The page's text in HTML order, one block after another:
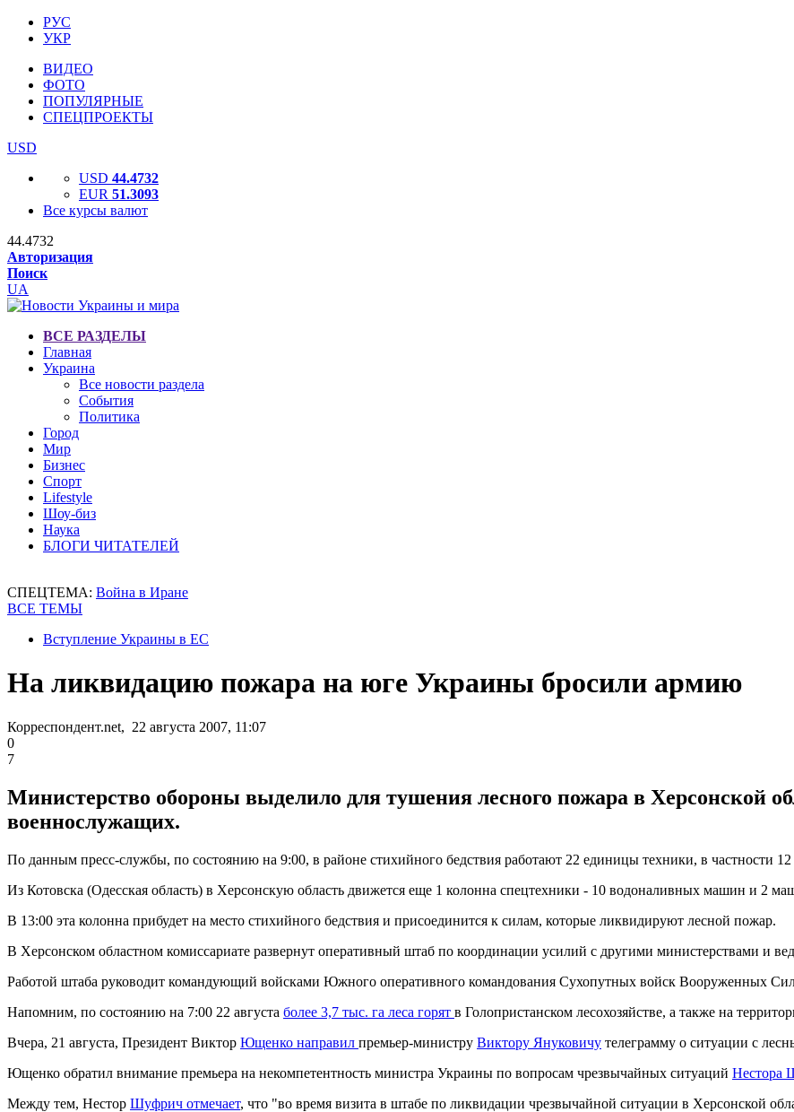
РУС
УКР
ВИДЕО
ФОТО
ПОПУЛЯРНЫЕ
СПЕЦПРОЕКТЫ
USD
USD 44.4732
EUR 51.3093
Все курсы валют
44.4732
Авторизация
Поиск
UA
ВСЕ РАЗДЕЛЫ
Главная
Украина
Все новости раздела
События
Политика
Город
Мир
Бизнес
Спорт
Lifestyle
Шоу-биз
Наука
БЛОГИ ЧИТАТЕЛЕЙ
СПЕЦТЕМА: Война в Иране
ВСЕ ТЕМЫ
Вступление Украины в ЕС
На ликвидацию пожара на юге Украины бросили армию
Корреспондент.net, 22 августа 2007, 11:07
0
7
Министерство обороны выделило для тушения лесного пожара в Херсонской
военнослужащих.
По данным пресс-службы, по состоянию на 9:00, в районе стихийного бедствия работают 22 единицы техники, в
Из Котовска (Одесская область) в Херсонскую область движется еще 1 колонна спецтехники - 10 водоналивных машин и 2
В 13:00 эта колонна прибудет на место стихийного бедствия и присоединится к силам, которые ликвидируют лесной пожар.
В Херсонском областном комиссариате развернут оперативный штаб по координации усилий с другими министерствами и
Работой штаба руководит командующий войсками Южного оперативного командования Сухопутных войск Вооруженных
Напомним, по состоянию на 7:00 22 августа более 3,7 тыс. га леса горят в Голопристанском лесохозяйстве, а также на
Вчера, 21 августа, Президент Виктор Ющенко направил премьер-министру Виктору Януковичу телеграмму о ситуации с
Ющенко обратил внимание премьера на некомпетентность министра Украины по вопросам чрезвычайных ситуаций Нестора
Между тем, Нестор Шуфрич отмечает, что "во время визита в штабе по ликвидации чрезвычайной ситуации в Херсонской